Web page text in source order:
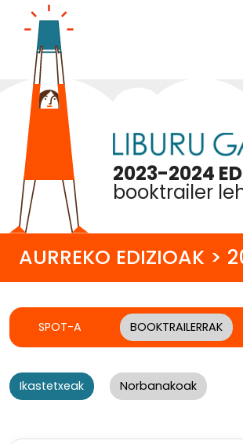
2023-2024
booktrailer
AURREKO EDIZIOAK >
SPOT-A BOOKTRAILERRAK
Ikastetxeak Norbanakoak